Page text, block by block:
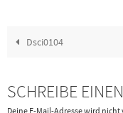
Dsci0104
SCHREIBE
Deine E-Mail-Adresse wird